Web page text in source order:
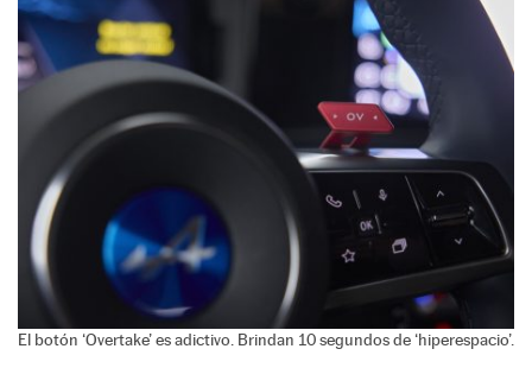
El botón ‘Overtake’ es adictivo. Brindan 10 segundos de ‘hiperespacio’.